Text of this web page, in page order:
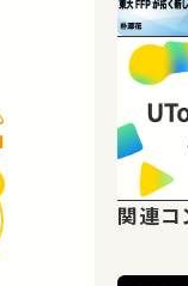
関連コ